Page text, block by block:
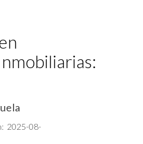
2025-08-